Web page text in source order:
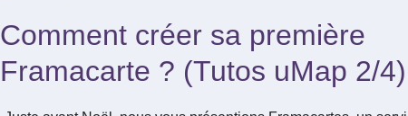
Comment créer sa première
Framacarte ? (Tutos uMap 2/4)